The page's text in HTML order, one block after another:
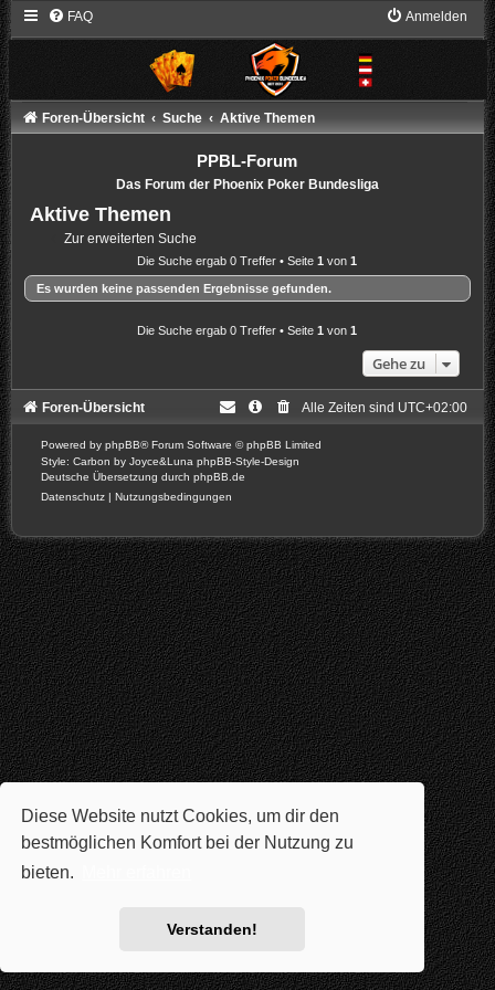
Diese Website nutzt Cookies, um dir den
bestmöglichen Komfort bei der Nutzung zu
bieten.
Verstanden!
FAQ Anmelden
Foren-Übersicht Suche Aktive Themen
PPBL-Forum
Das Forum der Phoenix Poker Bundesliga
Aktive Themen
Zur erweiterten Suche
Die Suche ergab 0 Treffer • Seite1 von1
Es wurden keine passenden Ergebnisse gefunden.
Die Suche ergab 0 Treffer • Seite1 von1
Gehe zu
Foren-Übersicht Alle Zeiten sind UTC+02:00
Powered by phpBB® Forum Software © phpBB Limited
Style: Carbon by Joyce&Luna phpBB-Style-Design
Deutsche Übersetzung durch phpBB.de
Datenschutz | Nutzungsbedingungen